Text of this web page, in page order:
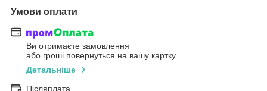
Умови оплати
Ви отримаєте замовлення
або гроші повернуться на вашу картку
Детальніше
Післяплата